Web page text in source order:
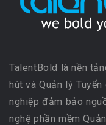
TalentBold là nền
hút và Quản lý
nghiệp đảm bảo
nghệ phần mềm